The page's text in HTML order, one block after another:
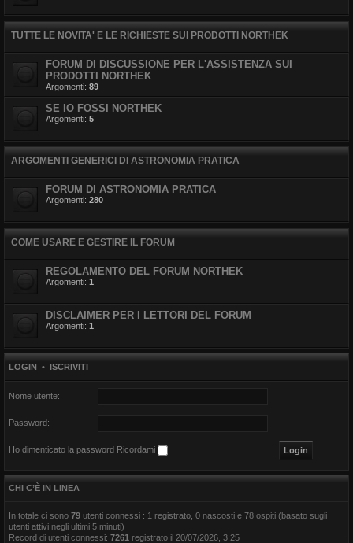
TUTTE LE NOVITA' E LE RICHIESTE SUI PRODOTTI NORTHEK
FORUM DI DISCUSSIONE PER L'ASSISTENZA SUI
PRODOTTI NORTHEK
Argomenti: 89
SE IO FOSSI NORTHEK
Argomenti: 5
ARGOMENTI GENERICI DI ASTRONOMIA PRATICA
FORUM DI ASTRONOMIA PRATICA
Argomenti: 280
COME USARE E GESTIRE IL FORUM
REGOLAMENTO DEL FORUM NORTHEK
Argomenti: 1
DISCLAIMER PER I LETTORI DEL FORUM
Argomenti: 1
LOGIN • ISCRIVITI
Nome utente:
Password:
Ho dimenticato la password Ricordami
CHI C’È IN LINEA
In totale ci sono 79 utenti connessi : 1 registrato, 0 nascosti e 78 ospiti (basato sugli
utenti attivi negli ultimi 5 minuti)
Record di utenti connessi: 7261 registrato il 20/07/2026, 3:25